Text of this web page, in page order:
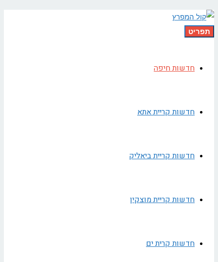
תפריט
חדשות חיפה
חדשות קריית אתא
חדשות קריית ביאליק
חדשות קריית מוצקין
חדשות קרית ים